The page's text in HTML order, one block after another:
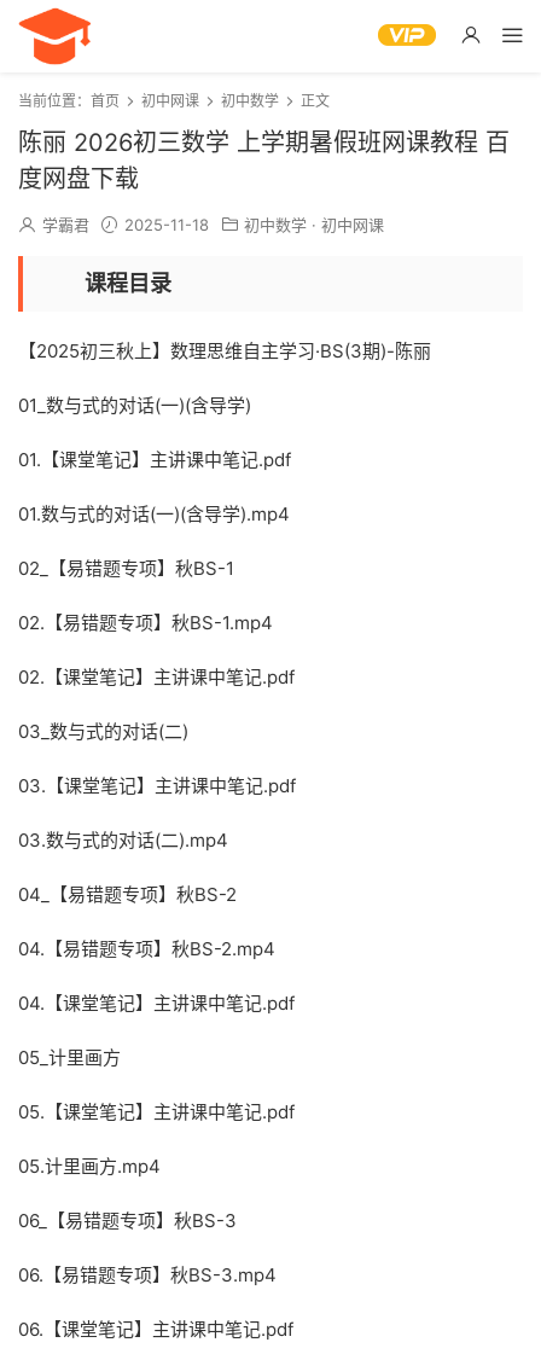
当前位置： 首页 初中网课 初中数学 正文
陈丽 2026初三数学 上学期暑假班网课教程 百
度网盘下载
学霸君 2025-11-18 初中数学 · 初中网课
课程目录
【2025初三秋上】数理思维自主学习·BS(3期)-陈丽
01_数与式的对话(一)(含导学)
01.【课堂笔记】主讲课中笔记.pdf
01.数与式的对话(一)(含导学).mp4
02_【易错题专项】秋BS-1
02.【易错题专项】秋BS-1.mp4
02.【课堂笔记】主讲课中笔记.pdf
03_数与式的对话(二)
03.【课堂笔记】主讲课中笔记.pdf
03.数与式的对话(二).mp4
04_【易错题专项】秋BS-2
04.【易错题专项】秋BS-2.mp4
04.【课堂笔记】主讲课中笔记.pdf
05_计里画方
05.【课堂笔记】主讲课中笔记.pdf
05.计里画方.mp4
06_【易错题专项】秋BS-3
06.【易错题专项】秋BS-3.mp4
06.【课堂笔记】主讲课中笔记.pdf